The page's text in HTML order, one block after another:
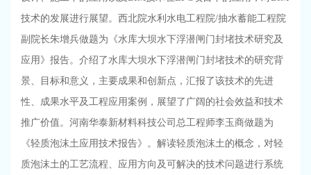
技术的发展进行展望。西北院水利水电工程院/抽水蓄能工程院
副院长朱增兵做题为《水库大坝水下浮潜闸门封堵技术研究及
应用》报告。介绍了水库大坝水下浮潜闸门封堵技术的研究背
景、目标和意义，主要成果和创新点，汇报了该技术的先进
性、成果水平及工程应用案例，展望了广阔的社会效益和技术
推广价值。河南华泰新材料科技公司总工程师李玉商做题为
《轻质泡沫土应用技术报告》。解读轻质泡沫土的概念，对轻
质泡沫土的工艺流程、应用方向及可解决的技术问题进行系统